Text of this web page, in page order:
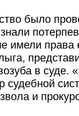
было
имели права
в суде.
судебной
и